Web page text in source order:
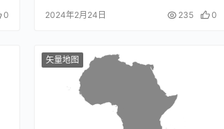
0 2024年2月24日 235 0
矢量地图